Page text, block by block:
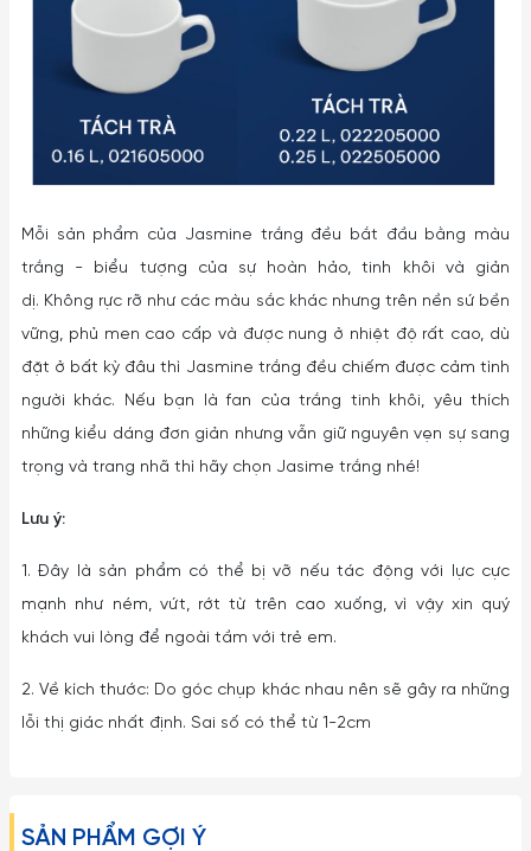
Mỗi sản phẩm của Jasmine trắng đều bắt đầu bằng màu
trắng - biểu tượng của sự hoàn hảo, tinh khôi và giản
dị. Không rực rỡ như các màu sắc khác nhưng trên nền sứ bền
vững, phủ men cao cấp và được nung ở nhiệt độ rất cao, dù
đặt ở bất kỳ đâu thì Jasmine trắng đều chiếm được cảm tình
người khác. Nếu bạn là fan của trắng tinh khôi, yêu thích
những kiểu dáng đơn giản nhưng vẫn giữ nguyên vẹn sự sang
trọng và trang nhã thì hãy chọn Jasime trắng nhé!
Lưu ý:
1. Đây là sản phẩm có thể bị vỡ nếu tác động với lực cực
mạnh như ném, vứt, rớt từ trên cao xuống, vì vậy xin quý
khách vui lòng để ngoài tầm với trẻ em.
2. Về kích thước: Do góc chụp khác nhau nên sẽ gây ra những
lỗi thị giác nhất định. Sai số có thể từ 1-2cm
SẢN PHẨM GỢI Ý